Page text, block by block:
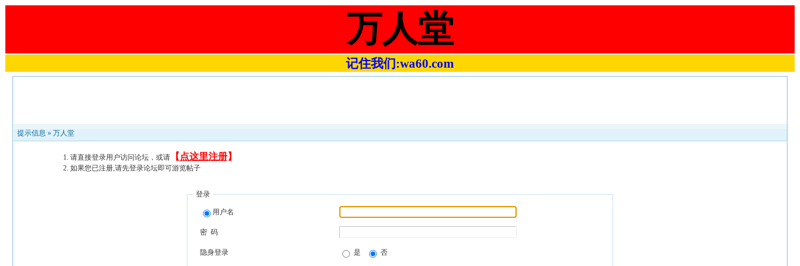
万人堂
记住我们:wa60.com
提示信息 » 万人堂
请直接登录用户访问论坛，或请【 点这里注册】
如果您已注册,请先登录论坛即可游览帖子
登录
用户名
密 码
隐身登录 是 否